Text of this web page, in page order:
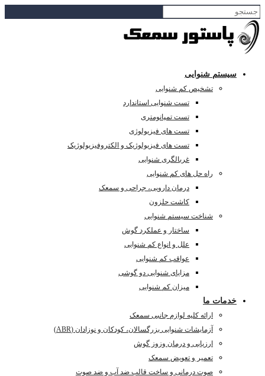
سیستم شنوایی
تشخیص کم شنوایی
تست شنوایی استاندارد
تست تمپانومتری
تست های فیزیولوژی
تست های فیزیولوژیک و الکتروفیزیولوژیک
غربالگری شنوایی
راه حل های کم شنوایی
درمان دارویی، جراحی و سمعک
کاشت حلزون
شناخت سیستم شنوایی
ساختار و عملکرد گوش
علل و انواع کم شنوایی
عواقب کم شنوایی
مزایای شنوایی دو گوشی
میزان کم شنوایی
خدمات ما
ارائه کلیه لوازم جانبی سمعک
آزمایشات شنوایی بزرگسالان، کودکان و نوزادان (ABR)
ارزیابی و درمان وزوز گوش
تعمیر و تعویض سمعک
صوت درمانی و ساخت قالب ضد آب و ضد صوت